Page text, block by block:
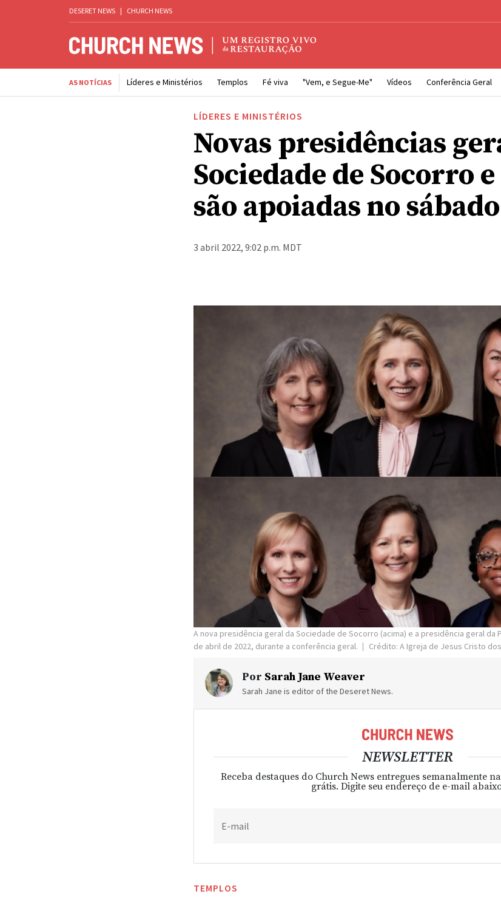
DESERET NEWS | CHURCH NEWS
AS NOTÍCIAS Líderes e Ministérios Templos Fé viva "Vem, e Segue-Me" Vídeos Conferência Geral
LÍDERES E MINISTÉRIOS
Novas presidências
Sociedade de Socorro
são apoiadas no
3 abril 2022, 9:02 p.m. MDT
A nova presidência geral da Sociedade de Socorro (acima) e a presidência geral da
de abril de 2022, durante a conferência geral.
Crédito: A Igreja de Jesus Cristo
Por Sarah Jane Weaver
Sarah Jane is editor of the Deseret News.
NEWSLETTER
Receba destaques do Church News entregues semanalmente
grátis. Digite seu endereço de e-mail
E-mail
TEMPLOS